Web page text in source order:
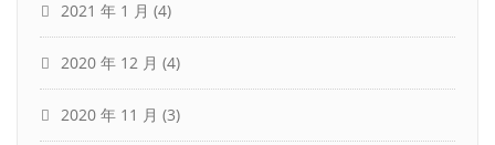
2021 年 1 月 (4)
2020 年 12 月 (4)
2020 年 11 月 (3)